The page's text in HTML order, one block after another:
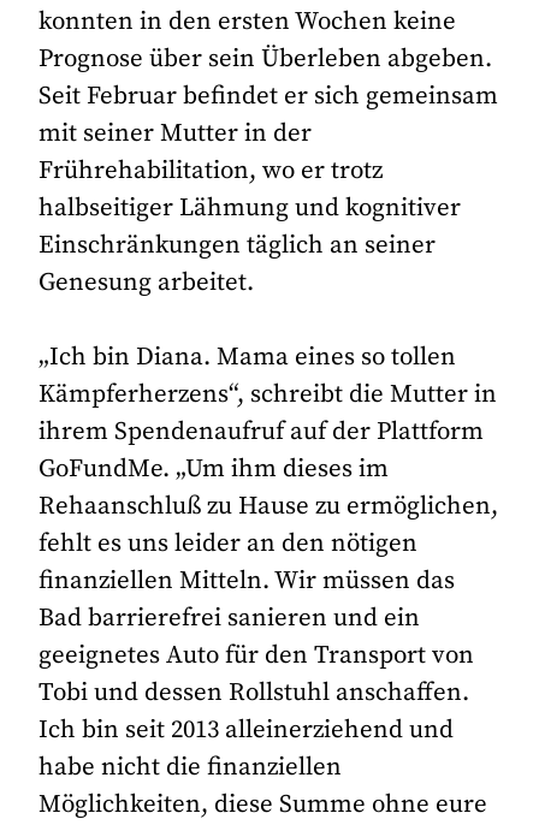
konnten in den ersten Wochen keine
Prognose über sein Überleben abgeben.
Seit Februar befindet er sich gemeinsam
mit seiner Mutter in der
Frührehabilitation, wo er trotz
halbseitiger Lähmung und kognitiver
Einschränkungen täglich an seiner
Genesung arbeitet.
„Ich bin Diana. Mama eines so tollen
Kämpferherzens“, schreibt die Mutter in
ihrem Spendenaufruf auf der Plattform
GoFundMe. „Um ihm dieses im
Rehaanschluß zu Hause zu ermöglichen,
fehlt es uns leider an den nötigen
finanziellen Mitteln. Wir müssen das
Bad barrierefrei sanieren und ein
geeignetes Auto für den Transport von
Tobi und dessen Rollstuhl anschaffen.
Ich bin seit 2013 alleinerziehend und
habe nicht die finanziellen
Möglichkeiten, diese Summe ohne eure